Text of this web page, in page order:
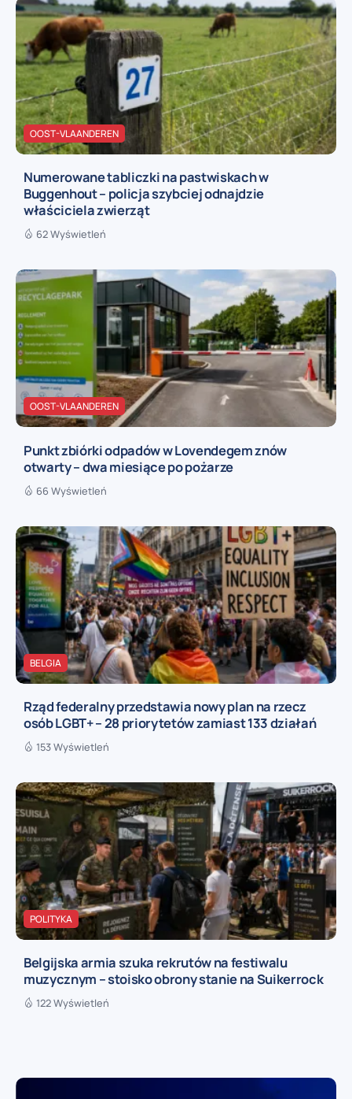
OOST-VLAANDEREN
Numerowane tabliczki na pastwiskach w
Buggenhout – policja szybciej odnajdzie
właściciela zwierząt
62 Wyświetleń
OOST-VLAANDEREN
Punkt zbiórki odpadów w Lovendegem znów
otwarty – dwa miesiące po pożarze
66 Wyświetleń
BELGIA
Rząd federalny przedstawia nowy plan na rzecz
osób LGBT+ – 28 priorytetów zamiast 133 działań
153 Wyświetleń
POLITYKA
Belgijska armia szuka rekrutów na festiwalu
muzycznym – stoisko obrony stanie na Suikerrock
122 Wyświetleń